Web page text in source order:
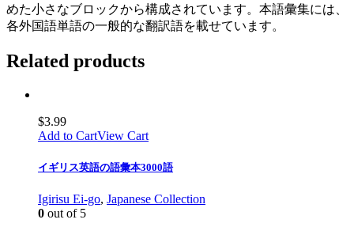
めた小さなブロックから構成されています。本語彙集には、
各外国語単語の一般的な翻訳語を載せています。
Related products
$3.99
Add to CartView Cart
イギリス英語の語彙本3000語
Igirisu Ei-go, Japanese Collection
0 out of 5